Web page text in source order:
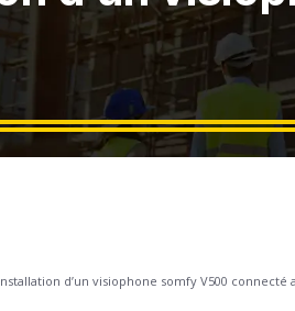
d’un visiophone somfy V500 connecté